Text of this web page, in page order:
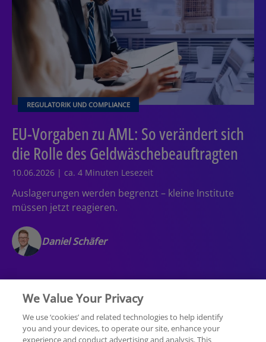
REGULATORIK UND COMPLIANCE
EU-Vorgaben zu AML: So verändert sich
die Rolle des Geldwäschebeauftragten
10.06.2026 | ca. 4 Minuten Lesezeit
Auslagerungen werden begrenzt – kleine Institute
müssen jetzt reagieren.
Daniel Schäfer
We Value Your Privacy
We use ‘cookies’ and related technologies to help identify
you and your devices, to operate our site, enhance your
experience and conduct advertising and analysis. This